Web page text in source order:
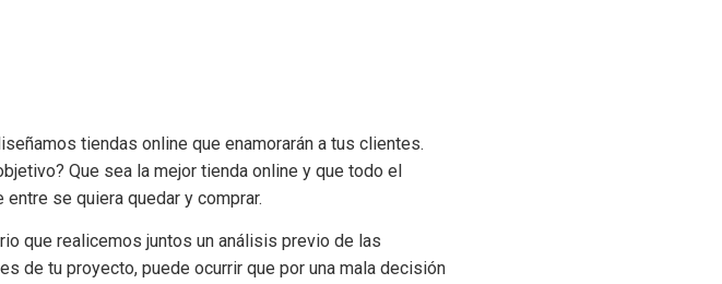
tiendas online que enamorarán a tus clientes.
Que sea la mejor tienda online y que todo el
entre se quiera quedar y comprar.
que realicemos juntos un análisis previo de las
de tu proyecto, puede ocurrir que por una mala decisión